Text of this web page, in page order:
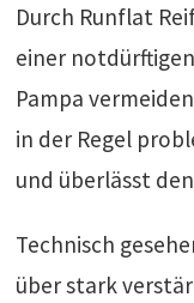
Durch Runflat
einer
Pampa
in der Regel
und überlässt
Technisch
über stark